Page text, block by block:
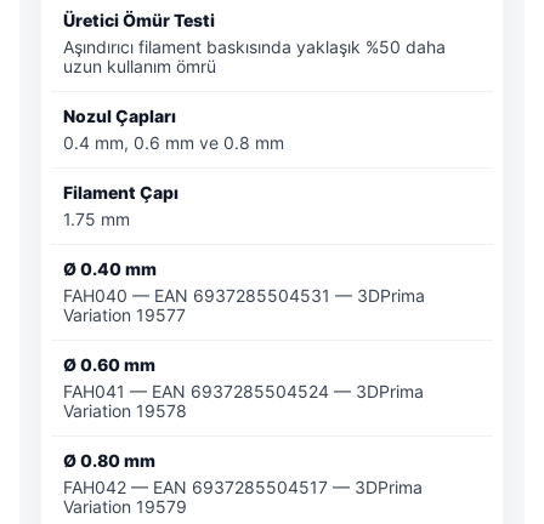
Üretici Ömür Testi
Aşındırıcı filament baskısında yaklaşık %50 daha
uzun kullanım ömrü
Nozul Çapları
0.4 mm, 0.6 mm ve 0.8 mm
Filament Çapı
1.75 mm
Ø 0.40 mm
FAH040 — EAN 6937285504531 — 3DPrima
Variation 19577
Ø 0.60 mm
FAH041 — EAN 6937285504524 — 3DPrima
Variation 19578
Ø 0.80 mm
FAH042 — EAN 6937285504517 — 3DPrima
Variation 19579